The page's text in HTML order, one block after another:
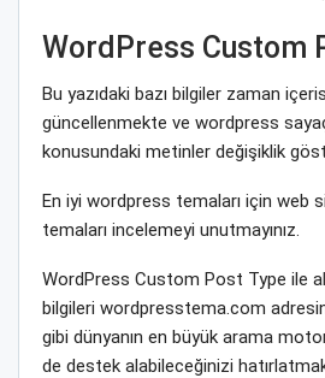
WordPress Custom
Bu yazıdaki bazı bilgiler zaman
güncellenmekte ve wordpress
konusundaki metinler değişiklik
En iyi wordpress temaları için web
temaları incelemeyi unutmayınız.
WordPress Custom Post Type ile
bilgileri wordpresstema.com
gibi dünyanın en büyük arama
de destek alabileceğinizi